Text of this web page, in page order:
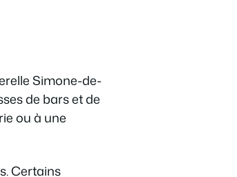
Simone-de-
de bars et de
ou à une
Certains